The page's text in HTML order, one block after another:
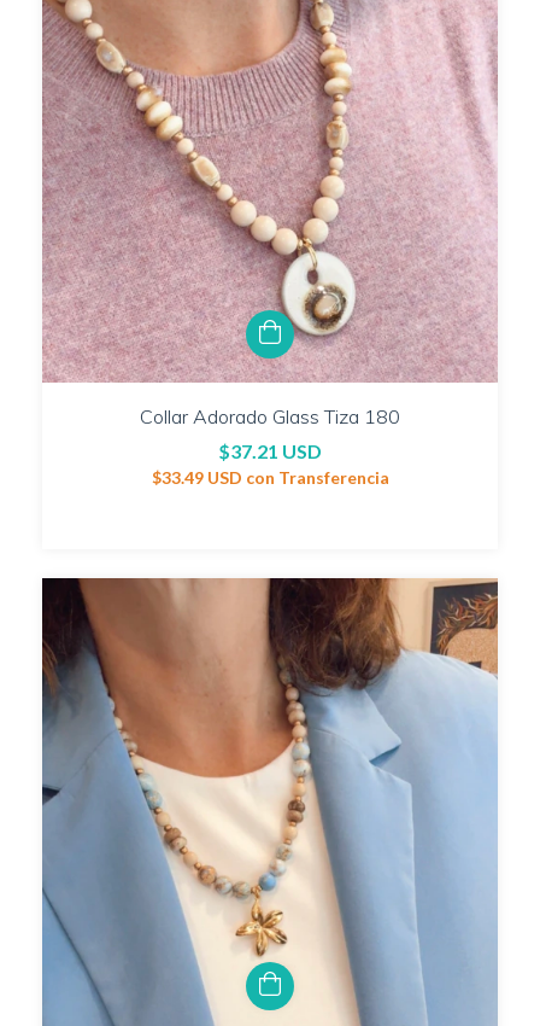
Collar Adorado Glass Tiza 180
$37.21 USD
$33.49 USD con Transferencia